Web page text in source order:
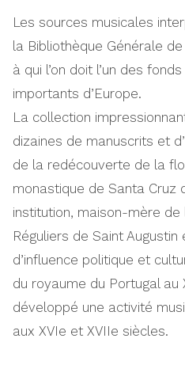
Les sources musicales
la Bibliothèque Générale
à qui l’on doit l’un des
importants d’Europe.
La collection
dizaines de manuscrits et
de la redécouverte de la
monastique de Santa Cruz
institution, maison-mère de
Réguliers de Saint
d’influence politique et
du royaume du Portugal
développé une activité
aux XVIe et XVIIe siècles.